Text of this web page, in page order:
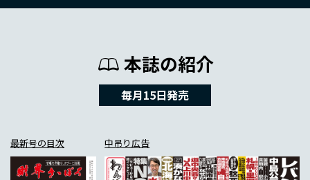
本誌の紹介
毎月15日発売
最新号の目次 中吊り広告